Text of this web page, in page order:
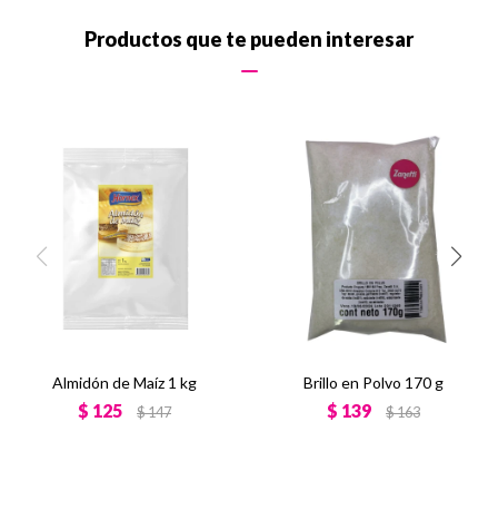
Productos que te pueden interesar
Almidón de Maíz 1 kg
$ 125 $147
Brillo en Polvo 170 g
$ 139 $163